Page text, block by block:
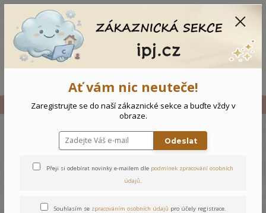
Vše Dětský komplet Želvička
Dětský komplet Želvička
Ať vám nic neuteče!
Zaregistrujte se do naší zákaznické sekce a buďte vždy v
obraze.
Odeslat
Přeji si odebírat novinky e-mailem dle podmínek zpracování osobních
údajů.
Souhlasím se zpracováním osobních údajů pro účely registrace.